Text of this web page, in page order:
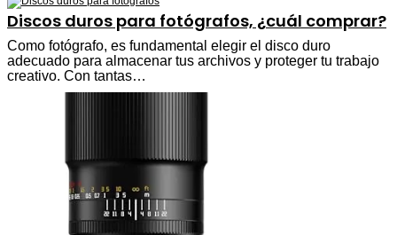
Discos duros para fotógrafos, ¿cuál comprar?
Como fotógrafo, es fundamental elegir el disco duro
adecuado para almacenar tus archivos y proteger tu trabajo
creativo. Con tantas…